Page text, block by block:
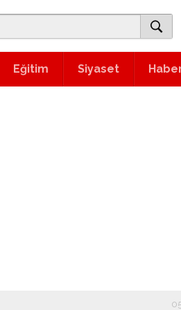
Eğitim Siyaset